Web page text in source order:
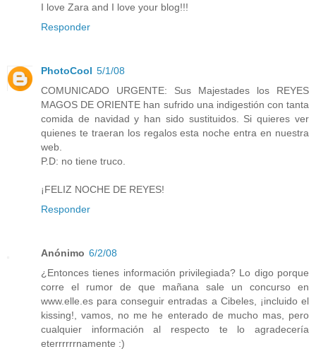
I love Zara and I love your blog!!!
Responder
PhotoCool 5/1/08
COMUNICADO URGENTE: Sus Majestades los REYES
MAGOS DE ORIENTE han sufrido una indigestión con tanta
comida de navidad y han sido sustituidos. Si quieres ver
quienes te traeran los regalos esta noche entra en nuestra
web.
P.D: no tiene truco.
¡FELIZ NOCHE DE REYES!
Responder
Anónimo 6/2/08
¿Entonces tienes información privilegiada? Lo digo porque
corre el rumor de que mañana sale un concurso en
www.elle.es para conseguir entradas a Cibeles, ¡incluido el
kissing!, vamos, no me he enterado de mucho mas, pero
cualquier información al respecto te lo agradecería
eterrrrrrnamente :)